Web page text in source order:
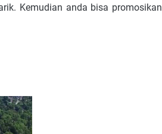
Kemudian anda bisa promosikan